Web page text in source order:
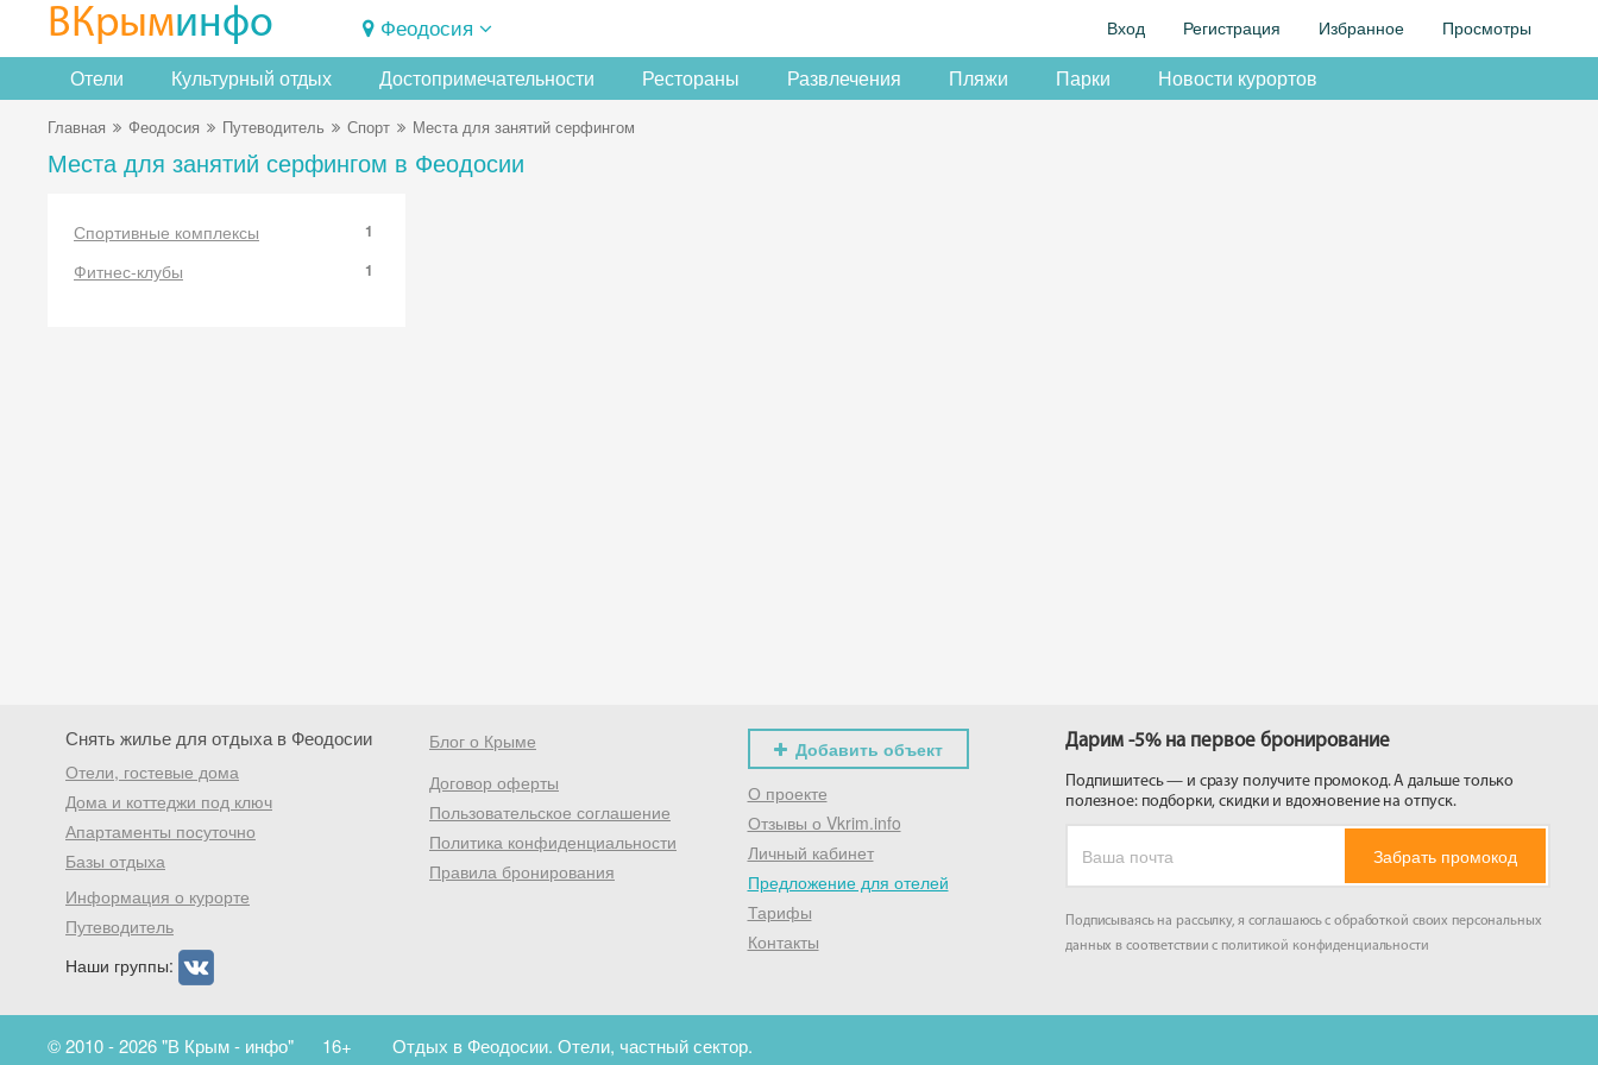
ВКрыминфо Феодосия Вход Регистрация Избранное Просмотры
Отели Культурный отдых Достопримечательности Рестораны Развлечения Пляжи Парки Новости курортов
Главная Феодосия Путеводитель Спорт Места для занятий серфингом
Места для занятий серфингом в Феодосии
Спортивные комплексы 1
Фитнес-клубы 1
Снять жилье для отдыха в Феодосии
Отели, гостевые дома
Дома и коттеджи под ключ
Апартаменты посуточно
Базы отдыха
Информация о курорте
Путеводитель
Наши группы:
Блог о Крыме
Договор оферты
Пользовательское соглашение
Политика конфиденциальности
Правила бронирования
Добавить объект
О проекте
Отзывы о Vkrim.info
Личный кабинет
Предложение для отелей
Тарифы
Контакты
Дарим -5% на первое бронирование
Подпишитесь — и сразу получите промокод. А дальше только
полезное: подборки, скидки и вдохновение на отпуск.
Забрать промокод
Подписываясь на рассылку, я соглашаюсь с обработкой своих персональных
данных в соответствии с политикой конфиденциальности
© 2010 - 2026 "В Крым - инфо" 16+ Отдых в Феодосии. Отели, частный сектор.